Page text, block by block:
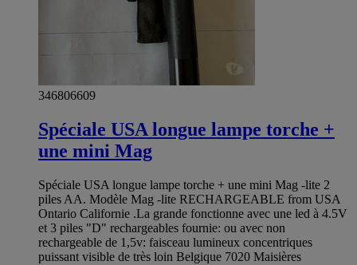
346806609
Spéciale USA longue lampe torche +
une mini Mag
Spéciale USA longue lampe torche + une mini Mag -lite 2
piles AA. Modèle Mag -lite RECHARGEABLE from USA
Ontario Californie .La grande fonctionne avec une led à 4.5V
et 3 piles "D" rechargeables fournie: ou avec non
rechargeable de 1,5v: faisceau lumineux concentriques
puissant visible de très loin Belgique 7020 Maisières